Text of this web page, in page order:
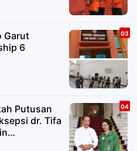
Garut
6
Putusan
dr. Tifa